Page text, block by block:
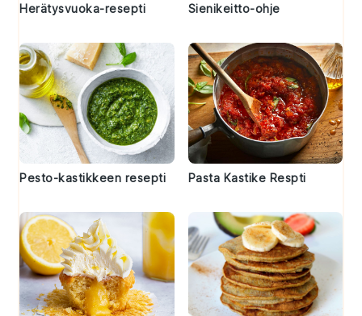
Herätysvuoka-resepti Sienikeitto-ohje
Pesto-kastikkeen resepti Pasta Kastike Respti